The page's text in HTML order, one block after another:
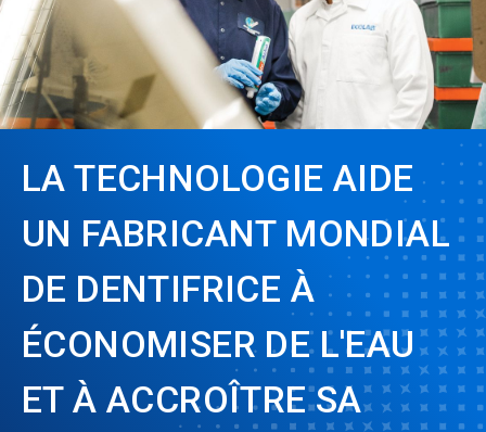
LA TECHNOLOGIE AIDE
UN FABRICANT MONDIAL
DE DENTIFRICE À
ÉCONOMISER DE L'EAU
ET À ACCROÎTRE SA